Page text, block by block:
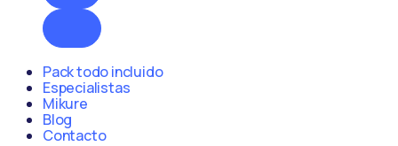
Pack todo incluido
Especialistas
Mikure
Blog
Contacto